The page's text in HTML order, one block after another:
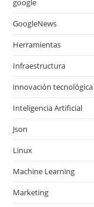
google
GoogleNews
Herramientas
Infraestructura
innovación tecnológica
Inteligencia Artificial
Json
Linux
Machine Learning
Marketing